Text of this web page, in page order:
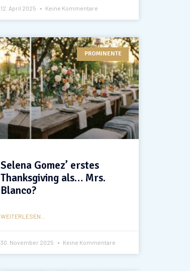
12. April 2025 Keine Kommentare
PROMINENTE
Selena Gomez’ erstes
Thanksgiving als… Mrs.
Blanco?
WEITERLESEN...
30. November 2025 Keine Kommentare